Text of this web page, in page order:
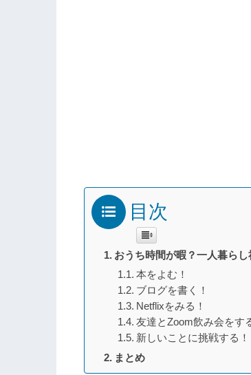
目次
おうち時間が暇？一人暮らし
本をよむ！
ブログを書く！
Netflixをみる！
友達とZoom飲み会をす
新しいことに挑戦する！
まとめ